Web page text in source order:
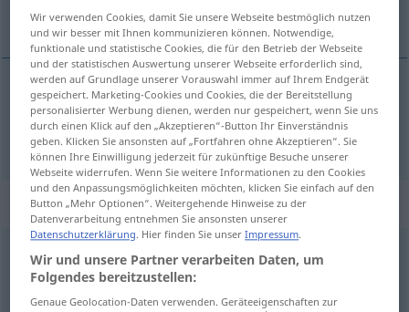
olla
olla sein
„sein“
sein
Übersicht aller Übersetzungen
Wir verwenden Cookies, damit Sie unsere Webseite bestmöglich nutzen
und wir besser mit Ihnen kommunizieren können. Notwendige,
funktionale und statistische Cookies, die für den Betrieb der Webseite
und der statistischen Auswertung unserer Webseite erforderlich sind,
werden auf Grundlage unserer Vorauswahl immer auf Ihrem Endgerät
gespeichert. Marketing-Cookies und Cookies, die der Bereitstellung
personalisierter Werbung dienen, werden nur gespeichert, wenn Sie uns
durch einen Klick auf den „Akzeptieren“-Button Ihr Einverständnis
geben. Klicken Sie ansonsten auf „Fortfahren ohne Akzeptieren“. Sie
können Ihre Einwilligung jederzeit für zukünftige Besuche unserer
Webseite widerrufen. Wenn Sie weitere Informationen zu den Cookies
und den Anpassungsmöglichkeiten möchten, klicken Sie einfach auf den
Button „Mehr Optionen“. Weitergehende Hinweise zu der
Datenverarbeitung entnehmen Sie ansonsten unserer
Datenschutzerklärung. Hier finden Sie unserImpressum.
Wir und unsere Partner verarbeiten Daten, um
Folgendes bereitzustellen:
Genaue Geolocation-Daten verwenden. Geräteeigenschaften zur